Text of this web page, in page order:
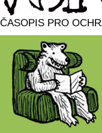
ČASOPIS PRO